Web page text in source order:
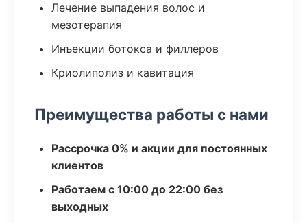
Лечение выпадения волос и
мезотерапия
Инъекции ботокса и филлеров
Криолиполиз и кавитация
Преимущества работы с нами
Рассрочка 0% и акции для постоянных
клиентов
Работаем с 10:00 до 22:00 без
выходных